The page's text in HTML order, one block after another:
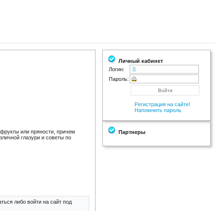
или пряности, причем
глазури и советы по
либо войти на сайт под
Личный кабинет
Логин:
Пароль:
Регистрация на сайте!
Напомнить пароль
Партнеры